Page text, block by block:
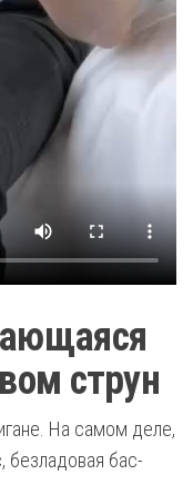
струн
На самом деле,
безладовая бас-